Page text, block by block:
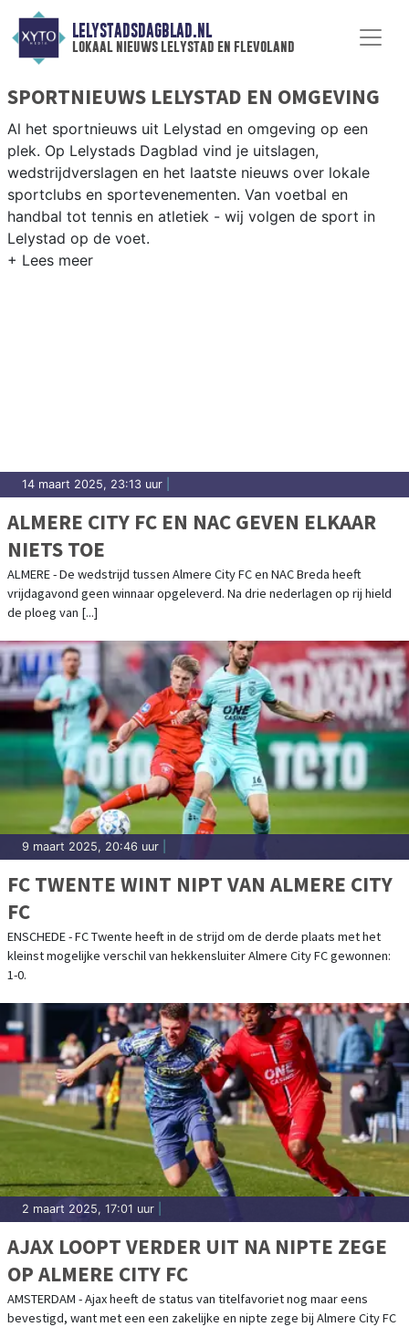
LELYSTADSDAGBLAD.NL
lokaal nieuws lelystad en flevoland
SPORTNIEUWS LELYSTAD EN OMGEVING
Al het sportnieuws uit Lelystad en omgeving op een
plek. Op Lelystads Dagblad vind je uitslagen,
wedstrijdverslagen en het laatste nieuws over lokale
sportclubs en sportevenementen. Van voetbal en
handbal tot tennis en atletiek - wij volgen de sport in
Lelystad op de voet.
14 maart 2025, 23:13 uur
ALMERE CITY FC EN NAC GEVEN ELKAAR
NIETS TOE
ALMERE - De wedstrijd tussen Almere City FC en NAC Breda heeft
vrijdagavond geen winnaar opgeleverd. Na drie nederlagen op rij hield
de ploeg van [...]
9 maart 2025, 20:46 uur
FC TWENTE WINT NIPT VAN ALMERE CITY
FC
ENSCHEDE - FC Twente heeft in de strijd om de derde plaats met het
kleinst mogelijke verschil van hekkensluiter Almere City FC gewonnen:
1-0.
2 maart 2025, 17:01 uur
AJAX LOOPT VERDER UIT NA NIPTE ZEGE
OP ALMERE CITY FC
AMSTERDAM - Ajax heeft de status van titelfavoriet nog maar eens
bevestigd, want met een een zakelijke en nipte zege bij Almere City FC